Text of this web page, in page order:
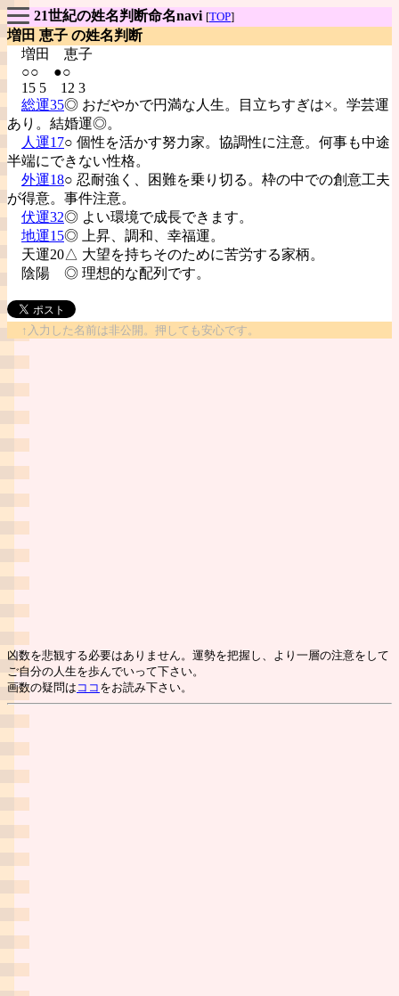
21世紀の姓名判断命名navi [TOP]
増田 恵子 の姓名判断
増田 恵子
○○ ●○
15 5 12 3
総運35◎ おだやかで円満な人生。目立ちすぎは×。学芸運
あり。結婚運◎。
人運17○ 個性を活かす努力家。協調性に注意。何事も中途
半端にできない性格。
外運18○ 忍耐強く、困難を乗り切る。枠の中での創意工夫
が得意。事件注意。
伏運32◎ よい環境で成長できます。
地運15◎ 上昇、調和、幸福運。
天運20△ 大望を持ちそのために苦労する家柄。
陰陽 ◎ 理想的な配列です。
↑入力した名前は非公開。押しても安心です。
凶数を悲観する必要はありません。運勢を把握し、より一層の注意をして
ご自分の人生を歩んでいって下さい。
画数の疑問は ココ をお読み下さい。